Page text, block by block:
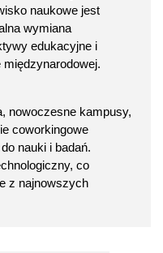
naukowe jest
wymiana
edukacyjne i
nowoczesne kampusy,
coworkingowe
nauki i badań.
co
z najnowszych